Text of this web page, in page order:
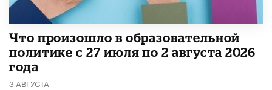
​Что произошло в образовательной
политике с 27 июля по 2 августа 2026
года
3 АВГУСТА